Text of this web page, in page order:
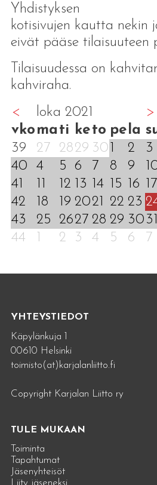
Yhdistyksen
kotisivujen kautta nekin
eivät pääse tilaisuuteen
Tilaisuudessa on
kahviraha.
<
loka 2021
>
vko ma ti keto pe la
39
27 2829 30 2
3
40
4 5 6 7 8 9
41
12 13 14 15 16
17
42
18 19 2021 22 23
43
25 2627 28 29 30 31
44
2 3 4 5 6 7
YHTEYSTIEDOT
Käpylänkuja 1
00610 Helsinki
toimisto(at)karjalanliitto.fi
Copyright Karjalan Liitto ry
TULE MUKAAN
Toiminta
Tapahtumat
Jäsenyhteisöt
Liity jäseneksi